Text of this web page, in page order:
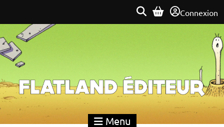
Connexion
Flatland Éditeur
Menu